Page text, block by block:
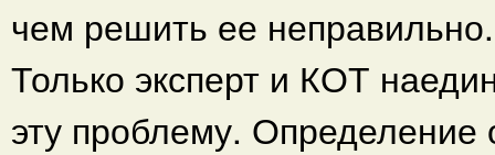
чем решить ее неправильно.
Только эксперт и КОТ
эту проблему.